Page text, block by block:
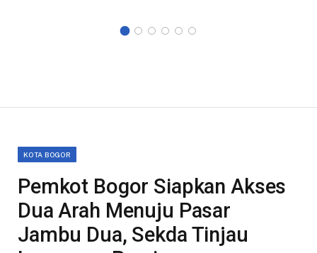
KOTA BOGOR
Pemkot Bogor Siapkan Akses
Dua Arah Menuju Pasar
Jambu Dua, Sekda Tinjau